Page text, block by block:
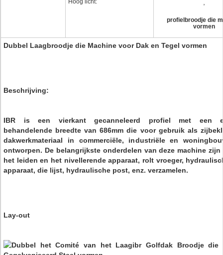
Hoog licht:
profielbroodje die
vormen
Dubbel Laagbroodje die Machine voor Dak en Tegel vormen
Beschrijving:
IBR is een vierkant gecanneleerd profiel met een
behandelende breedte van 686mm die voor gebruik als
dakwerkmateriaal in commerciële, industriële en
ontworpen. De belangrijkste onderdelen van deze machine zijn
het leiden en het nivellerende apparaat, rolt vroeger,
apparaat, die lijst, hydraulische post, enz. verzamelen.
Lay-out